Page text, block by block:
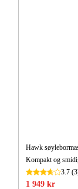
Hawk
3.7
1 949 kr